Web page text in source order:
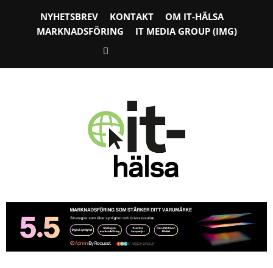
NYHETSBREV KONTAKT
OM IT-HÄLSA
MARKNADSFÖRING
IT MEDIA GROUP (IMG)